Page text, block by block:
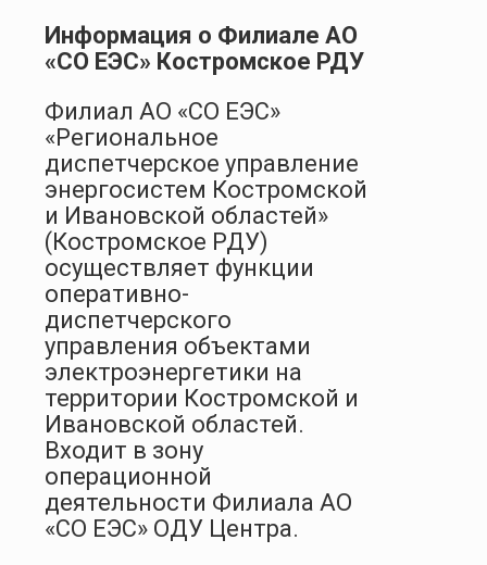
Информация о Филиале АО
«СО ЕЭС» Костромское РДУ
Филиал АО «СО ЕЭС»
«Региональное
диспетчерское управление
энергосистем Костромской
и Ивановской областей»
(Костромское РДУ)
осуществляет функции
оперативно-
диспетчерского
управления объектами
электроэнергетики на
территории Костромской и
Ивановской областей.
Входит в зону
операционной
деятельности Филиала АО
«СО ЕЭС» ОДУ Центра.